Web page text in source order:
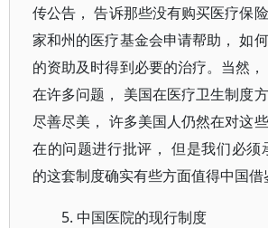
传公告， 告诉那些没有购买医疗保
家和州的医疗基金会申请帮助， 如
的资助及时得到必要的治疗。当然
在许多问题， 美国在医疗卫生制度
尽善尽美， 许多美国人仍然在对这
在的问题进行批评， 但是我们必须
的这套制度确实有些方面值得中国借
5. 中国医院的现行制度